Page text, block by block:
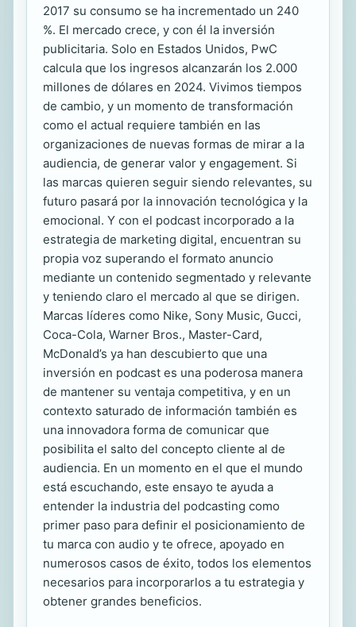
2017 su consumo se ha incrementado un 240
%. El mercado crece, y con él la inversión
publicitaria. Solo en Estados Unidos, PwC
calcula que los ingresos alcanzarán los 2.000
millones de dólares en 2024. Vivimos tiempos
de cambio, y un momento de transformación
como el actual requiere también en las
organizaciones de nuevas formas de mirar a la
audiencia, de generar valor y engagement. Si
las marcas quieren seguir siendo relevantes, su
futuro pasará por la innovación tecnológica y la
emocional. Y con el podcast incorporado a la
estrategia de marketing digital, encuentran su
propia voz superando el formato anuncio
mediante un contenido segmentado y relevante
y teniendo claro el mercado al que se dirigen.
Marcas líderes como Nike, Sony Music, Gucci,
Coca-Cola, Warner Bros., Master-Card,
McDonald’s ya han descubierto que una
inversión en podcast es una poderosa manera
de mantener su ventaja competitiva, y en un
contexto saturado de información también es
una innovadora forma de comunicar que
posibilita el salto del concepto cliente al de
audiencia. En un momento en el que el mundo
está escuchando, este ensayo te ayuda a
entender la industria del podcasting como
primer paso para definir el posicionamiento de
tu marca con audio y te ofrece, apoyado en
numerosos casos de éxito, todos los elementos
necesarios para incorporarlos a tu estrategia y
obtener grandes beneficios.